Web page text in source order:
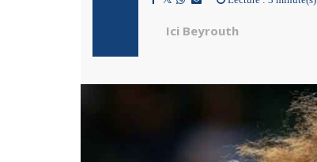
Ici Beyrouth